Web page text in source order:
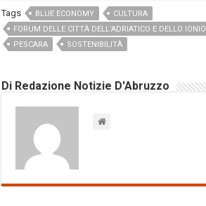
Tags BLUE ECONOMY
CULTURA
FORUM DELLE CITTÀ DELL’ADRIATICO E DELLO IONIO
PESCARA
SOSTENIBILITÀ
Di Redazione Notizie D'Abruzzo